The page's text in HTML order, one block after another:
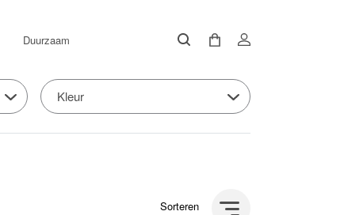
Duurzaam
Kleur
Sorteren